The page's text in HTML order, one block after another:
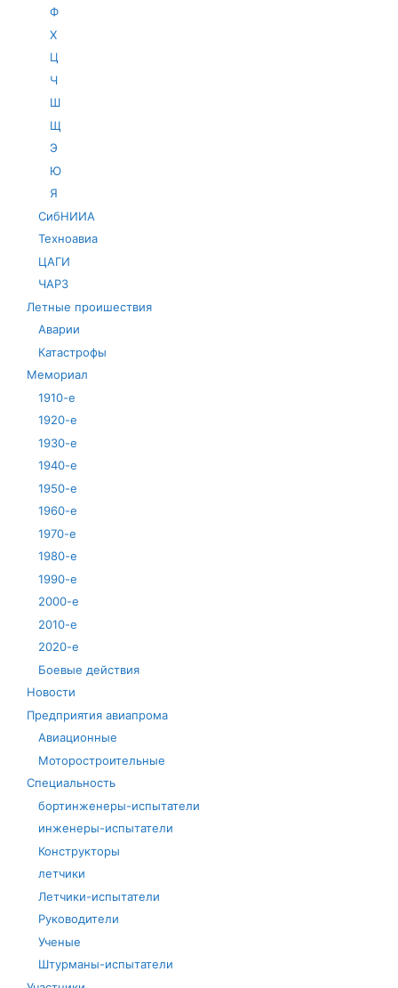
Ф
Х
Ц
Ч
Ш
Щ
Э
Ю
Я
СибНИИА
Техноавиа
ЦАГИ
ЧАРЗ
Летные проишествия
Аварии
Катастрофы
Мемориал
1910-е
1920-е
1930-е
1940-е
1950-е
1960-е
1970-е
1980-е
1990-е
2000-е
2010-е
2020-е
Боевые действия
Новости
Предприятия авиапрома
Авиационные
Моторостроительные
Специальность
бортинженеры-испытатели
инженеры-испытатели
Конструкторы
летчики
Летчики-испытатели
Руководители
Ученые
Штурманы-испытатели